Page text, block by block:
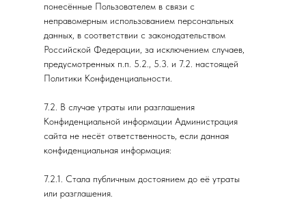
понесённые Пользователем в связи с
неправомерным использованием персональных
данных, в соответствии с законодательством
Российской Федерации, за исключением случаев,
предусмотренных п.п. 5.2., 5.3. и 7.2. настоящей
Политики Конфиденциальности.
7.2. В случае утраты или разглашения
Конфиденциальной информации Администрация
сайта не несёт ответственность, если данная
конфиденциальная информация:
7.2.1. Стала публичным достоянием до её утраты
или разглашения.